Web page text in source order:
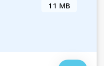
11 MB